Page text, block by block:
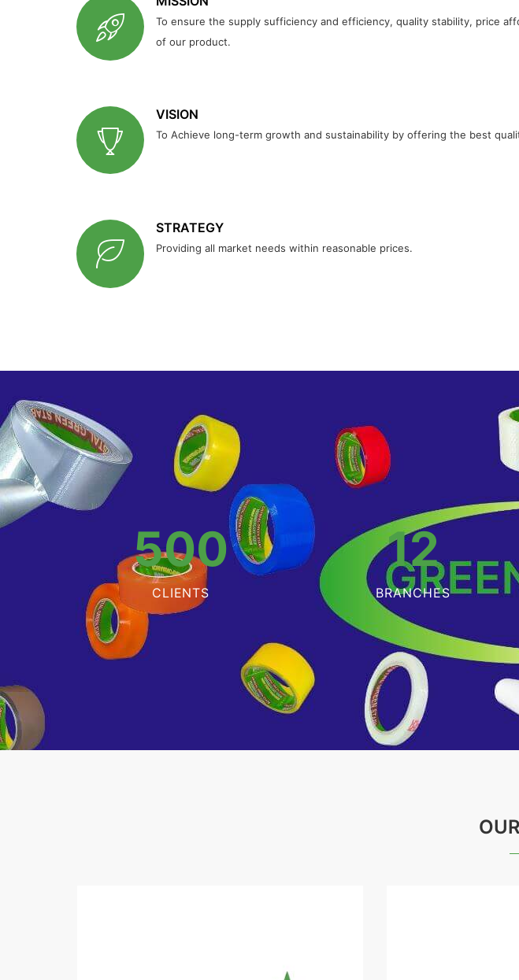
To ensure the supply sufficiency and efficiency, quality stability, price
of our product.
VISION
To Achieve long-term growth and sustainability by offering the best
STRATEGY
Providing all market needs within reasonable prices.
500
CLIENTS
12
BRANCHES